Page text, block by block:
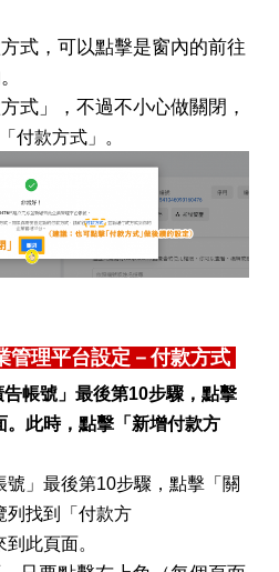
式，可以點擊是窗內的前往
式」，不過不小心做關閉，
付款方式」。
管理平台設定－付款方式
帳號」最後第10步驟，點擊
。此時，點擊「新增付款方
號」最後第10步驟，點擊「關
列找到「付款方
此頁面。